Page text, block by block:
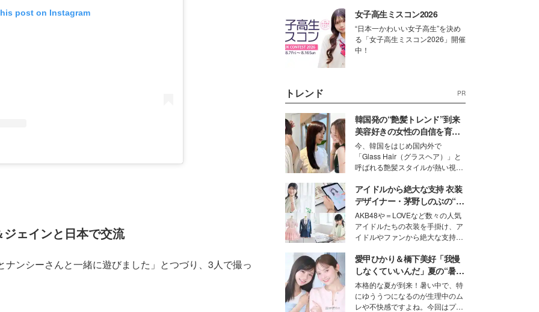
post on Instagram
ェインと日本で交流
ンシーさんと一緒に遊びました」とつづり、3人で撮っ
女子高生ミスコン2026
“日本一かわいい女子高生”を決め
る「女子高生ミスコン2026」開催
中！
トレンド PR
韓国発の“艶髪トレンド”到来
美容好きの女性の自信を育む
「ヘアケア事情」って？
今、韓国をはじめ国内外で
「Glass Hair（グラスヘア）」と
呼ばれる艶髪スタイルが熱い視線
ションの完成度を高めるベースと
して、“髪そのものの美しさ”に改
めて注目する人が増えている様
子。今回は、そんな憧れの艶やか
な髪を日常で叶える、美容好きの
女性たちのヘアケア事情を紹介し
ます。
アイドルから絶大な支持 衣装
デザイナー・茅野しのぶの“可
愛い”を作る美学＜「シチズン
クロスシー」インタビュー＞
AKB48や＝LOVEなど数々の人気
アイドルたちの衣装を手掛け、ア
イドルやファンから絶大な支持を
取締役兼クリエイティブディレク
ター・茅野しのぶ。一人ひとりの
個性に寄り添い、魅力を引き出す
衣装作りは、多くの女性たちに勇
気と自信を与え続けている。
愛甲ひかり＆橋下美好「我慢
しなくていいんだ」夏の“暑さ
対策”の新しい選択肢とは？
本格的な夏が到来！暑い中で、特
にゆううつになるのが生理中のム
レや不快感ですよね。今回はプラ